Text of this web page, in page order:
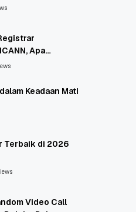
Apa
Keadaan Mati
Terbaik di 2026
Video Call